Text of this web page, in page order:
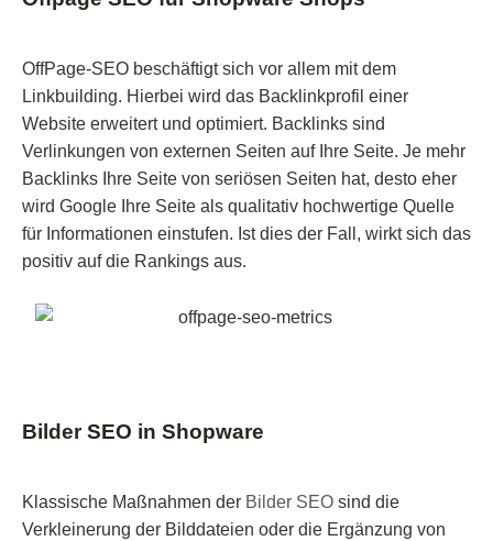
Wer bei Shopware neben den Produktseiten
zusätzliche Inhalte erstellen möchte, kann dazu das
kostenlose Shopware Blog Plugin verwenden.
dann darauf aufbauend eine Strategie zu entwickeln.
OffPage-SEO beschäftigt sich vor allem mit dem
Linkbuilding. Hierbei wird das Backlinkprofil einer
Website erweitert und optimiert. Backlinks sind
Verlinkungen von externen Seiten auf Ihre Seite. Je mehr
Backlinks Ihre Seite von seriösen Seiten hat, desto eher
wird Google Ihre Seite als qualitativ hochwertige Quelle
für Informationen einstufen. Ist dies der Fall, wirkt sich das
positiv auf die Rankings aus.
Bilder SEO in Shopware
Klassische Maßnahmen der Bilder SEO sind die
Verkleinerung der Bilddateien oder die Ergänzung von